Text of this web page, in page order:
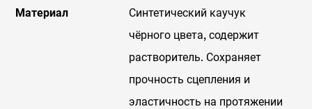
Материал
Синтетический каучук
чёрного цвета, содержит
растворитель. Сохраняет
прочность сцепления и
эластичность на протяжении